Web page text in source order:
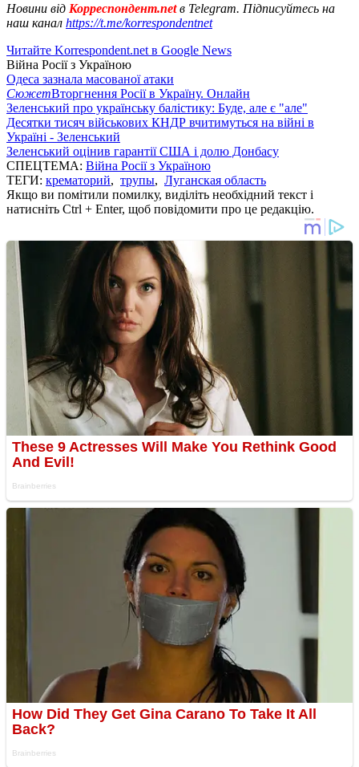
Новини від Корреспондент.netв Telegram. Підписуйтесь на
наш канал https://t.me/korrespondentnet
Читайте Korrespondent.net в Google News
Війна Росії з Україною
Одеса зазнала масованої атаки
СюжетВторгнення Росії в Україну. Онлайн
Зеленський про українську балістику: Буде, але є "але"
Десятки тисяч військових КНДР вчитимуться на війні в
Україні - Зеленський
Зеленський оцінив гарантії США і долю Донбасу
СПЕЦТЕМА: Війна Росії з Україною
ТЕГИ: крематорий, трупы, Луганская область
Якщо ви помітили помилку, виділіть необхідний текст і
натисніть Ctrl + Enter, щоб повідомити про це редакцію.